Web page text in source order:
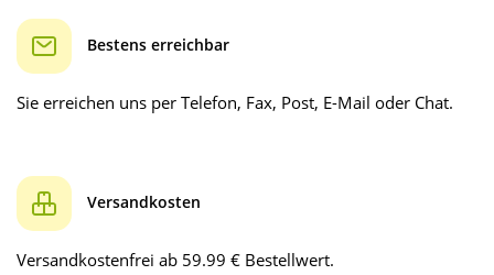
Bestens erreichbar
Sie erreichen uns per Telefon, Fax, Post, E-Mail oder Chat.
Versandkosten
Versandkostenfrei ab 59.99 € Bestellwert.